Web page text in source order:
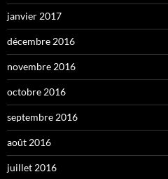
janvier 2017
décembre 2016
novembre 2016
octobre 2016
septembre 2016
août 2016
juillet 2016